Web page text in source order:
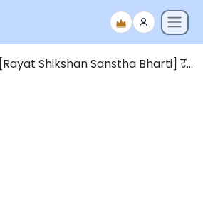
[Rayat Shikshan Sanstha Bharti] रयत शिक्षण संस्था भरती 2026